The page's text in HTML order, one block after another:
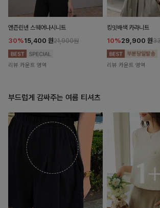
앤즌린넨 스퀘어나시니트
30%15,400 원21,900원
리뷰 카운트 영역
킹밋배색 카라니트
10%29,900 원
리뷰 카운트 영역
부드럽게 감싸주는 여름 티셔츠